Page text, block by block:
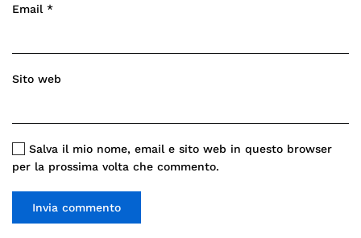
Email *
Sito web
Salva il mio nome, email e sito web in questo browser
per la prossima volta che commento.
Invia commento